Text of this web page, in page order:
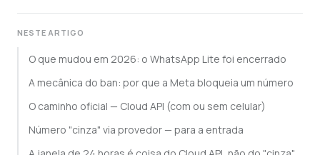
NESTE ARTIGO
O que mudou em 2026: o WhatsApp Lite foi encerrado
A mecânica do ban: por que a Meta bloqueia um número
O caminho oficial — Cloud API (com ou sem celular)
Número "cinza" via provedor — para a entrada